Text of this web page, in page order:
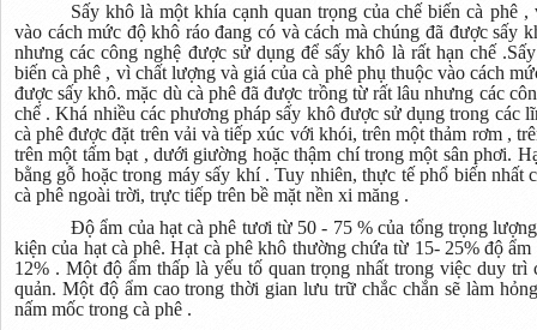
Sấy khô là một khía cạnh quan trọng của chế biến cà phê
vào cách mức độ khô ráo đang có và cách mà chúng đã được sấy
nhưng các công nghệ được sử dụng để sấy khô là rất hạn chế
biến cà phê , vì chất lượng và giá của cà phê phụ thuộc vào cách
được sấy khô. mặc dù cà phê đã được trồng từ rất lâu nhưng các
chế . Khá nhiều các phương pháp sấy khô được sử dụng trong các
cà phê được đặt trên vải và tiếp xúc với khói, trên một thảm rơm ,
trên một tấm bạt , dưới giường hoặc thậm chí trong một sân phơi.
bằng gỗ hoặc trong máy sấy khí . Tuy nhiên, thực tế phổ biến nhất
cà phê ngoài trời, trực tiếp trên bề mặt nền xi măng .
Độ ẩm của hạt cà phê tươi từ 50 - 75 % của tổng trọng
kiện của hạt cà phê. Hạt cà phê khô thường chứa từ 15- 25% độ
12% . Một độ ẩm thấp là yếu tố quan trọng nhất trong việc duy trì
quản. Một độ ẩm cao trong thời gian lưu trữ chắc chắn sẽ làm
nấm mốc trong cà phê .